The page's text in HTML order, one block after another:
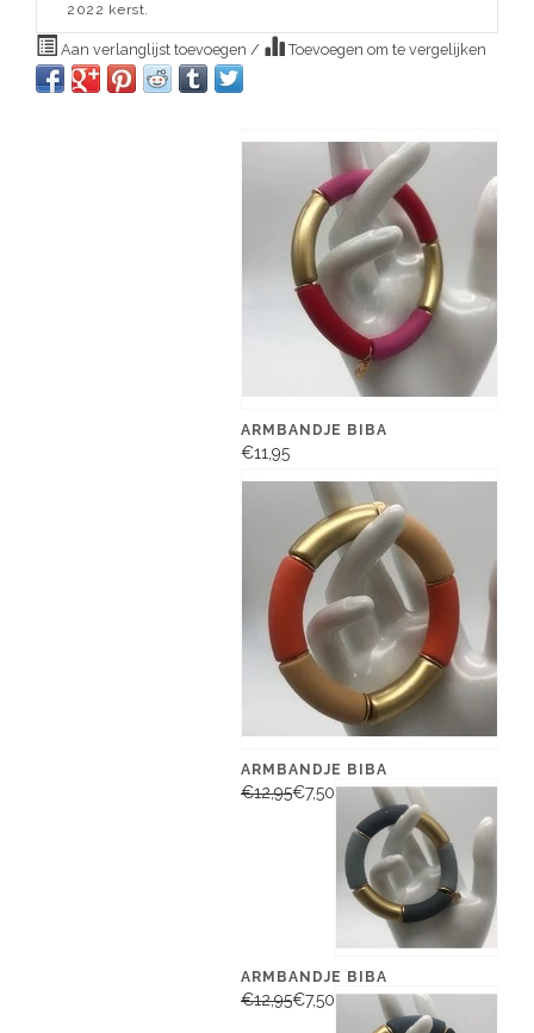
2022 kerst.
Aan verlanglijst toevoegen / Toevoegen om te vergelijken
ARMBANDJE BIBA
€11,95
ARMBANDJE BIBA
€12,95€7,50
ARMBANDJE BIBA
€12,95€7,50